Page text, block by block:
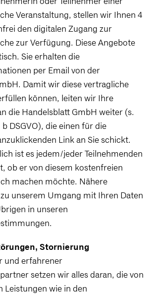
Veranstaltung, stellen wir Ihnen 4
den digitalen Zugang zur
zur Verfügung. Diese Angebote
Sie erhalten die
per Email von der
Damit wir diese vertragliche
können, leiten wir Ihre
die Handelsblatt GmbH weiter (s.
DSGVO), die einen für die
Link an Sie schickt.
ist es jedem/jeder Teilnehmenden
ob er von diesem kostenfreien
machen möchte. Nähere
unserem Umgang mit Ihren Daten
in unseren
Stornierung
und erfahrener
setzen wir alles daran, die von
Leistungen wie in den